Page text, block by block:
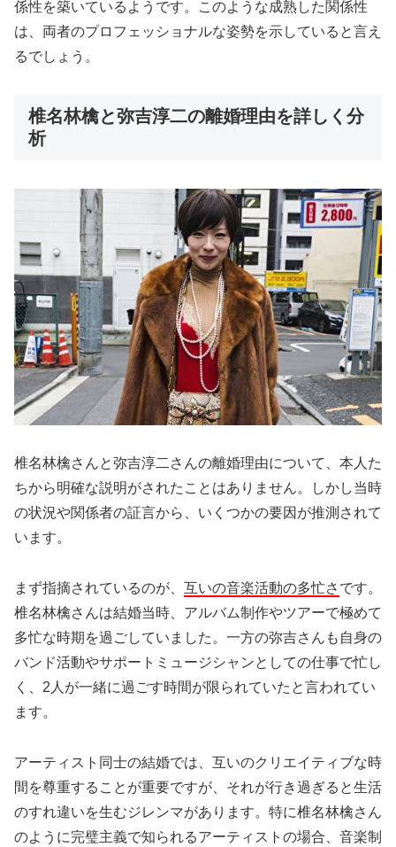
係性を築いているようです。このような成熟した関係性
は、両者のプロフェッショナルな姿勢を示していると言え
るでしょう。
椎名林檎と弥吉淳二の離婚理由を詳しく分
析
椎名林檎さんと弥吉淳二さんの離婚理由について、本人た
ちから明確な説明がされたことはありません。しかし当時
の状況や関係者の証言から、いくつかの要因が推測されて
います。
まず指摘されているのが、 互いの音楽活動の多忙さ です。
椎名林檎さんは結婚当時、アルバム制作やツアーで極めて
多忙な時期を過ごしていました。一方の弥吉さんも自身の
バンド活動やサポートミュージシャンとしての仕事で忙し
く、2人が一緒に過ごす時間が限られていたと言われてい
ます。
アーティスト同士の結婚では、互いのクリエイティブな時
間を尊重することが重要ですが、それが行き過ぎると生活
のすれ違いを生むジレンマがあります。特に椎名林檎さん
のように完璧主義で知られるアーティストの場合、音楽制